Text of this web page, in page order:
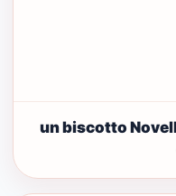
un biscotto